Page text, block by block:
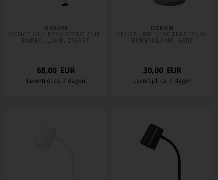
OSRAM
OFFICE LINE DESK RETRO CLIP
BUREAULAMP, ZWART
68,00 EUR
Levertijd: ca. 7 dagen
OSRAM
OFFICE LINE DESK TRAPEZIUM
BUREAULAMP, GRIJS
30,00 EUR
Levertijd: ca. 7 dagen